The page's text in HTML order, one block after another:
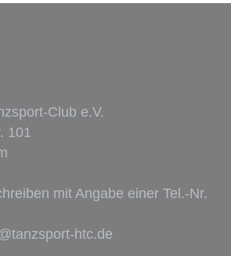
Club e.V.
101
mit Angabe einer Tel.-Nr.
htc.de